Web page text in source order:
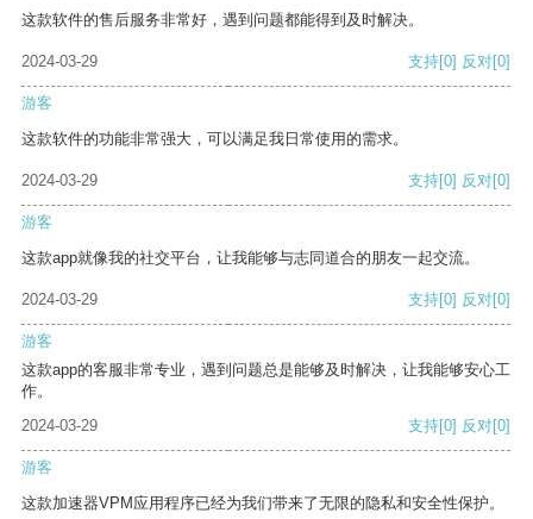
这款软件的售后服务非常好，遇到问题都能得到及时解决。
2024-03-29 支持[0] 反对[0]
游客
这款软件的功能非常强大，可以满足我日常使用的需求。
2024-03-29 支持[0] 反对[0]
游客
这款app就像我的社交平台，让我能够与志同道合的朋友一起交流。
2024-03-29 支持[0] 反对[0]
游客
这款app的客服非常专业，遇到问题总是能够及时解决，让我能够安心工
作。
2024-03-29
支持[0] 反对[0]
游客
这款加速器VPM应用程序已经为我们带来了无限的隐私和安全性保护。